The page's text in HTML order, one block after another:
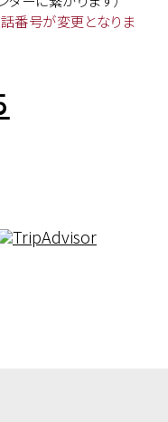
番号が変更となりま